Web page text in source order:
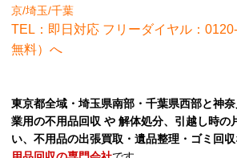
京/埼玉/千葉
TEL：即日対応 フリーダイヤル：
無料） へ
東京都全域・埼玉県南部・千葉県西部と神
業用の不用品回収 や 解体処分、引越し時の
い、不用品の出張買取・遺品整理・ゴミ回収